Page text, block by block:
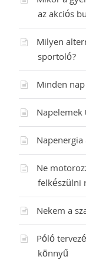
az akciós
Milyen
sportoló?
Minden
Ne
felkészülni
Nekem a
Póló
könnyű